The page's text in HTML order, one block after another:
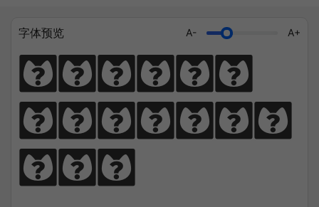
字体预览 A- A+
猫笔千锤岁月
长，啃文万遍见
真功。